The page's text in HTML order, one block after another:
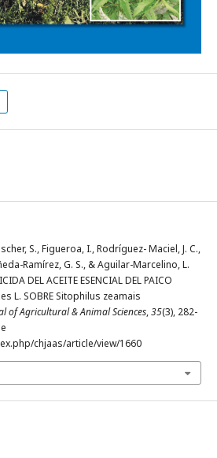
S., Figueroa, I., Rodríguez- Maciel, J. C.,
Ramírez, G. S., & Aguilar-Marcelino, L.
DEL ACEITE ESENCIAL DEL PAICO
L. SOBRE Sitophilus zeamais
of Agricultural & Animal Sciences,35(3), 282-
chjaas/article/view/1660